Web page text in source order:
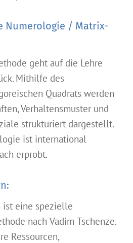
Numerologie / Matrix-
geht auf die Lehre
Mithilfe des
Quadrats werden
Verhaltensmuster und
strukturiert dargestellt.
ist international
erprobt.
ist eine spezielle
nach Vadim Tschenze.
Ressourcen,